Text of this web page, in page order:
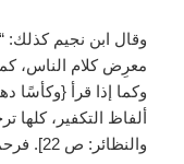
وقال ابن نجيم كذلك:
معرِض كلام الناس،
وكما إذا قرأ {وكأسًا
ألفاظ التكفير، كلها
والنظائر: ص 22]. فرحمه الله رحمة واسعة.